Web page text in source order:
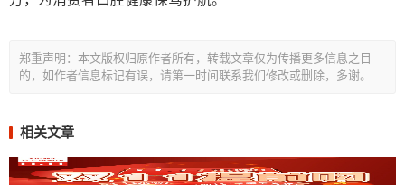
郑重声明：本文版权归原作者所有，转载文章仅为传播更多信息之目
的，如作者信息标记有误，请第一时间联系我们修改或删除，多谢。
相关文章